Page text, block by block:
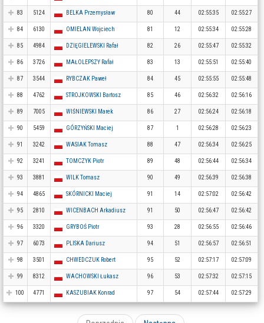
83 5124 BELKA Przemysław 80 44 02:55:35 02:55:27
84 6130 OMIELAN Wojciech 81 12 02:55:34 02:55:28
85 4984 DZIĘGIELEWSKI Rafał 82 26 02:55:47 02:55:32
86 3726 MAŁOLEPSZY Rafał 83 13 02:55:51 02:55:40
87 3544 RYBCZAK Paweł 84 45 02:55:55 02:55:48
88 4762 STROJKOWSKI Bartosz 85 46 02:56:32 02:56:16
89 7005 WIŚNIEWSKI Marek 86 27 02:56:24 02:56:18
90 5459 GÓRZYŃSKI Maciej 87 1 02:56:28 02:56:23
91 3242 WASIAK Tomasz 88 47 02:56:34 02:56:25
92 3241 TOMCZYK Piotr 89 48 02:56:44 02:56:34
93 3881 WILK Tomasz 90 49 02:56:39 02:56:38
94 4865 SKÓRNICKI Maciej 91 14 02:57:02 02:56:42
95 2810 WICENBACH Arkadiusz 91 50 02:56:47 02:56:42
96 3320 GRYBOŚ Piotr 93 28 02:56:55 02:56:46
97 6073 PLISKA Dariusz 94 51 02:56:57 02:56:51
98 3501 CHWEDCZUK Robert 95 52 02:57:17 02:57:09
99 8312 WACHOWSKI Łukasz 96 53 02:57:32 02:57:15
100 4771 KASZUBIAK Konrad 97 54 02:57:44 02:57:29